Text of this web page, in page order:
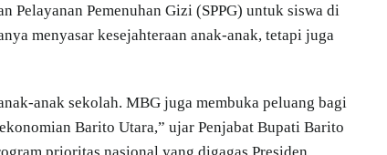
Pelayanan Pemenuhan Gizi (SPPG) untuk siswa di
menyasar kesejahteraan anak-anak, tetapi juga
anak sekolah. MBG juga membuka peluang bagi
Barito Utara,” ujar Penjabat Bupati Barito